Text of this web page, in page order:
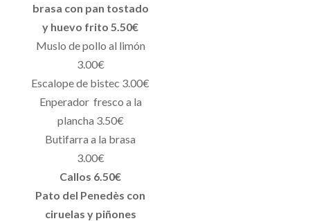
brasa con pan tostado
y huevo frito 5.50€
Muslo de pollo al limón
3.00€
Escalope de bistec 3.00€
Enperador fresco a la
plancha 3.50€
Butifarra a la brasa
3.00€
Callos 6.50€
Pato del Penedès con
ciruelas y piñones